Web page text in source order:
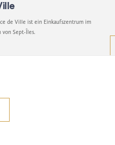
de Ville ist ein Einkaufszentrum im
von Sept-Îles.